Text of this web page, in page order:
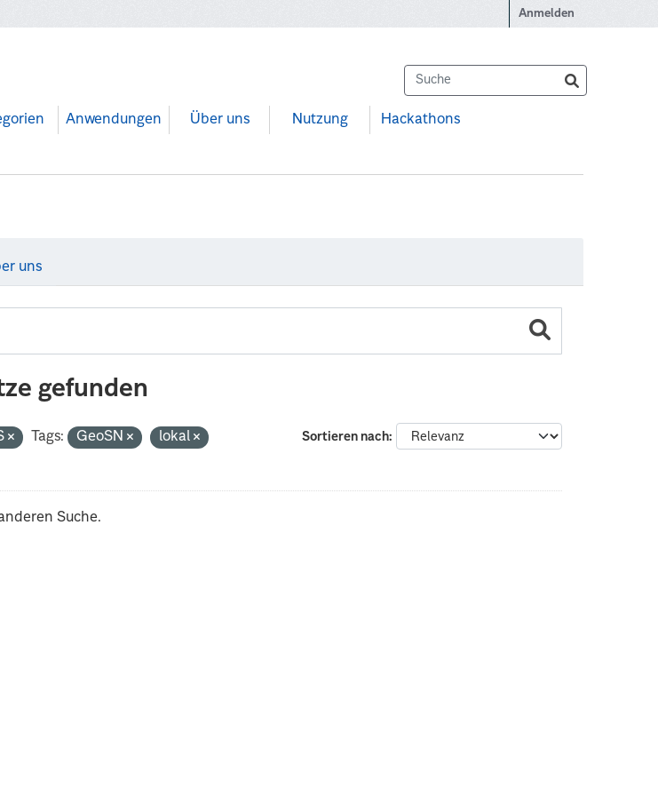
Anmelden
Anwendungen Über uns Nutzung Hackathons
uns
gefunden
Sortieren nach
Tags: GeoSN
lokal
Suche.